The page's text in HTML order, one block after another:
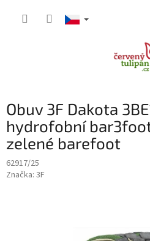
Obuv 3F Dakota
hydrofobní
zelené barefoot
62917/25
Značka: 3F